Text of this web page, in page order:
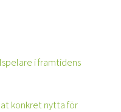
i framtidens
konkret nytta för